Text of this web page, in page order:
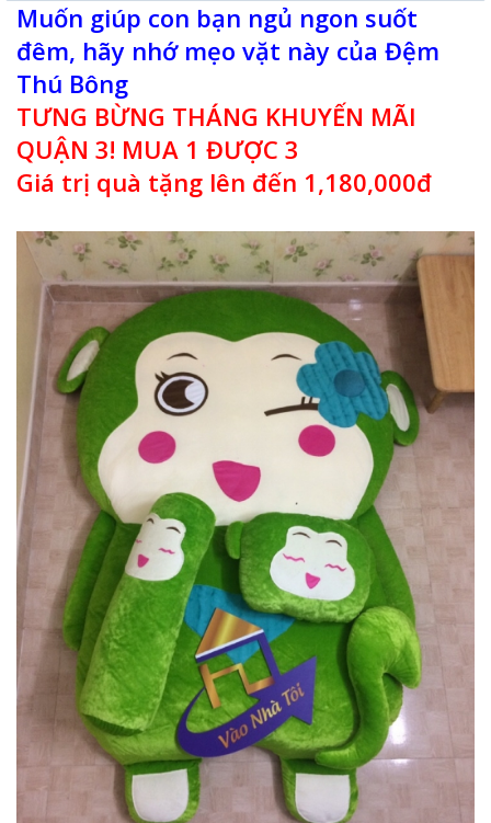
Muốn giúp con bạn ngủ ngon suốt
đêm, hãy nhớ mẹo vặt này của Đệm
Thú Bông
TƯNG BỪNG THÁNG KHUYẾN MÃI
QUẬN 3! MUA 1 ĐƯỢC 3
Giá trị quà tặng lên đến 1,180,000đ